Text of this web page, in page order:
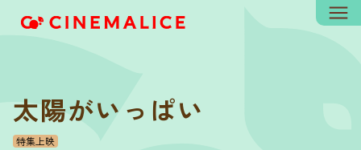
太陽がいっぱい
特集上映